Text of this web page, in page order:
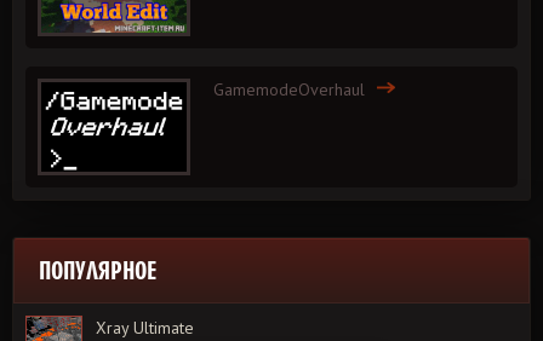
GamemodeOverhaul
ПОПУЛЯРНОЕ
Xray Ultimate